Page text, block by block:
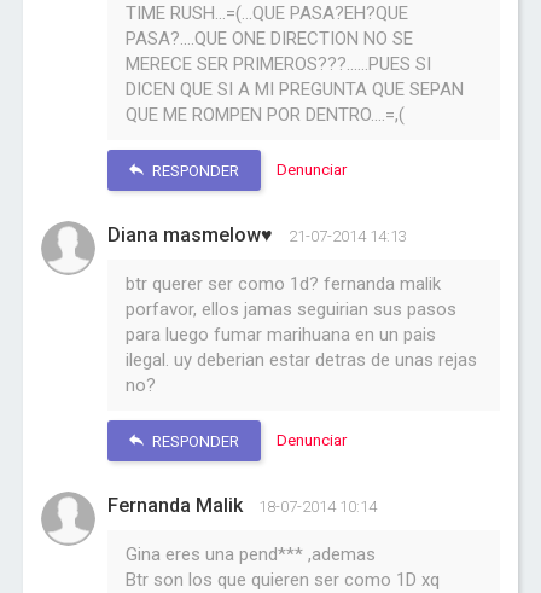
TIME RUSH...=(...QUE PASA?EH?QUE
PASA?....QUE ONE DIRECTION NO SE
MERECE SER PRIMEROS???......PUES SI
DICEN QUE SI A MI PREGUNTA QUE SEPAN
QUE ME ROMPEN POR DENTRO....=,(
RESPONDER Denunciar
Diana masmelow♥ 21-07-2014 14:13
btr querer ser como 1d? fernanda malik
porfavor, ellos jamas seguirian sus pasos
para luego fumar marihuana en un pais
ilegal. uy deberian estar detras de unas rejas
no?
RESPONDER Denunciar
Fernanda Malik 18-07-2014 10:14
Gina eres una pend*** ,ademas
Btr son los que quieren ser como 1D xq